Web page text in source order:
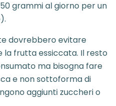
grammi al giorno per un
dovrebbero evitare
la frutta essiccata. Il resto
ma bisogna fare
e non sottoforma di
aggiunti zuccheri o